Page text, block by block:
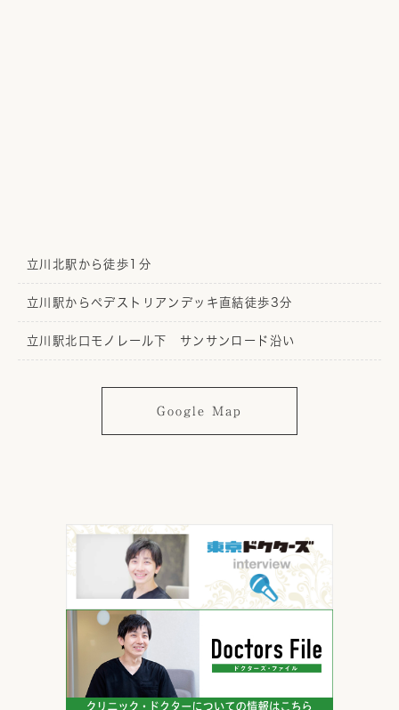
立川北駅から徒歩1分
立川駅からペデストリアンデッキ直結徒歩3分
立川駅北口モノレール下 サンサンロード沿い
Google Map